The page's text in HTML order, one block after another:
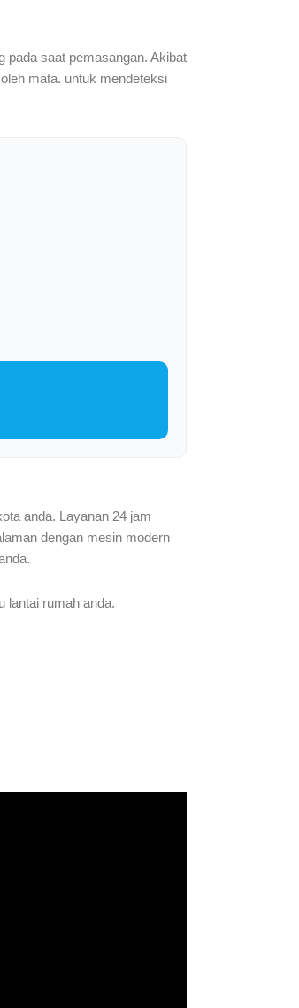
pada saat pemasangan. Akibat
mata. untuk mendeteksi
anda. Layanan 24 jam
dengan mesin modern
lantai rumah anda.